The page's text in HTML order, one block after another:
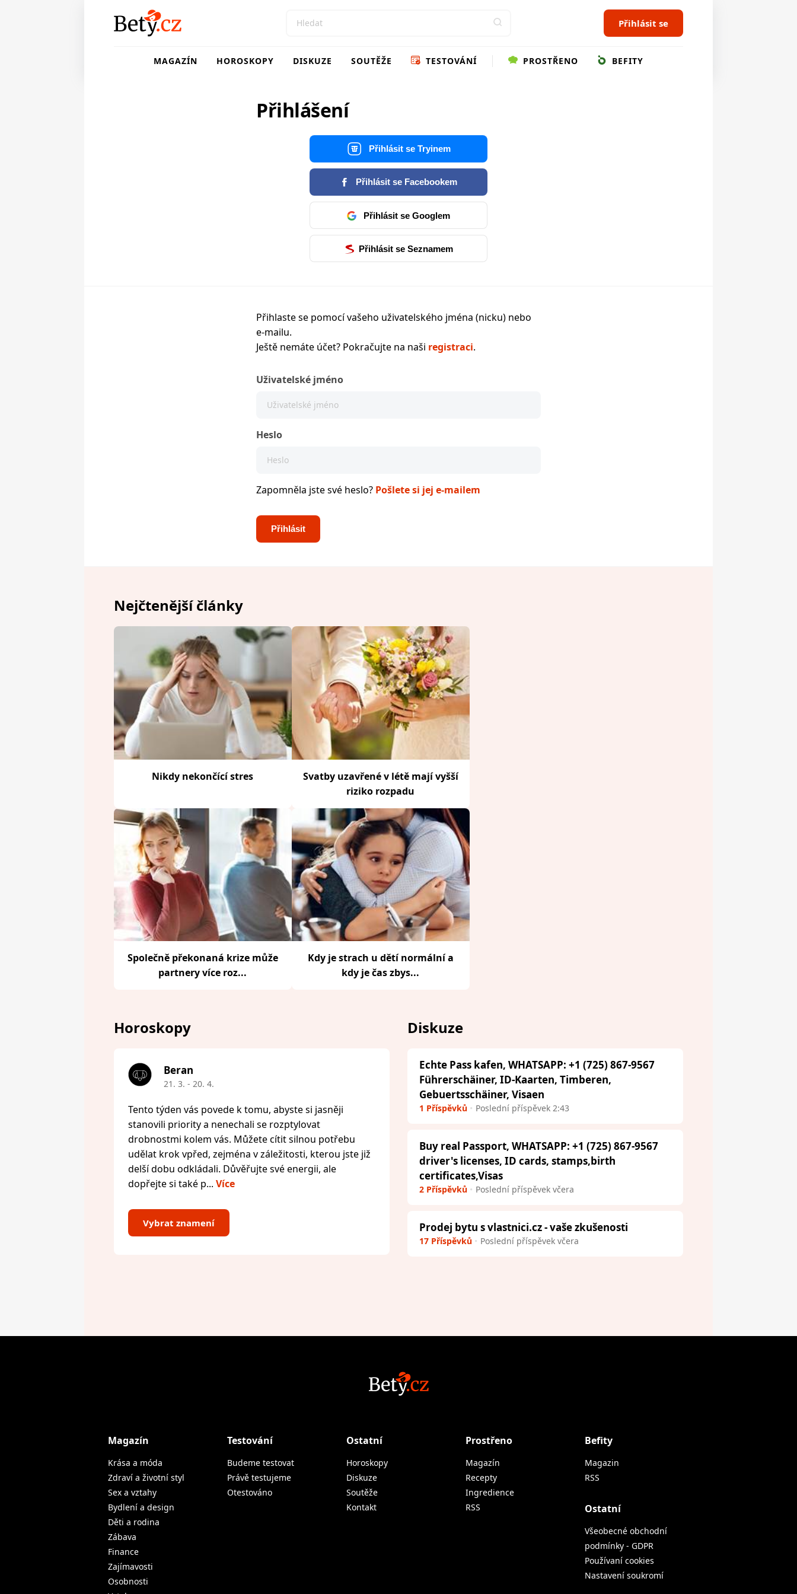
Přihlásit se
MAGAZÍN HOROSKOPY DISKUZE SOUTĚŽE TESTOVÁNÍ PROSTŘENO BEFITY
Přihlášení
Přihlásit se Tryinem
Přihlásit se Facebookem
Přihlásit se Googlem
Přihlásit se Seznamem
Přihlaste se pomocí vašeho uživatelského jména (nicku) nebo
e-mailu.
Ještě nemáte účet? Pokračujte na naši registraci.
Uživatelské jméno
Heslo
Zapomněla jste své heslo? Pošlete si jej e-mailem
Nejčtenější články
Nikdy nekončící stres
Svatby uzavřené v létě mají vyšší
riziko rozpadu
Společně překonaná krize může
partnery více roz...
Kdy je strach u dětí normální a
kdy je čas zbys...
Horoskopy
Beran
21. 3. - 20. 4.
Tento týden vás povede k tomu, abyste si jasněji
stanovili priority a nenechali se rozptylovat
drobnostmi kolem vás. Můžete cítit silnou potřebu
udělat krok vpřed, zejména v záležitosti, kterou jste již
delší dobu odkládali. Důvěřujte své energii, ale
dopřejte si také p... Více
Vybrat znamení
Diskuze
Echte Pass kafen, WHATSAPP: +1 (725) 867-9567
Führerschäiner, ID-Kaarten, Timberen,
Gebuertsschäiner, Visaen
1 Příspěvků Poslední příspěvek 2:43
Buy real Passport, WHATSAPP: +1 (725) 867-9567
driver's licenses, ID cards, stamps,birth
certificates,Visas
2 Příspěvků Poslední příspěvek včera
Prodej bytu s vlastnici.cz - vaše zkušenosti
17 Příspěvků Poslední příspěvek včera
Magazín
Krása a móda
Zdraví a životní styl
Sex a vztahy
Bydlení a design
Děti a rodina
Zábava
Finance
Zajímavosti
Osobnosti
Testování
Budeme testovat
Právě testujeme
Otestováno
Ostatní
Horoskopy
Diskuze
Soutěže
Kontakt
Prostřeno
Magazín
Recepty
Ingredience
RSS
Befity
Magazin
RSS
Ostatní
Všeobecné obchodní
podmínky - GDPR
Používaní cookies
Nastavení soukromí